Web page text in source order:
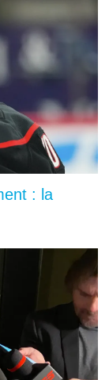
: la